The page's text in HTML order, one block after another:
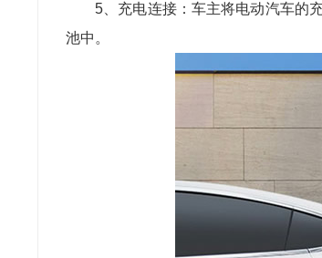
5、 充电连接：车主将电动汽车的
池中。